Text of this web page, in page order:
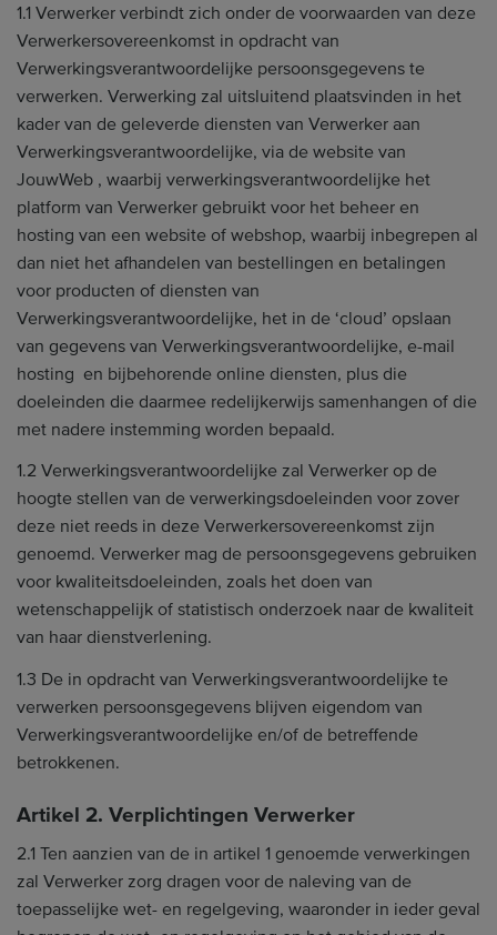
1.1 Verwerker verbindt zich onder de voorwaarden van deze
Verwerkersovereenkomst in opdracht van
Verwerkingsverantwoordelijke persoonsgegevens te
verwerken. Verwerking zal uitsluitend plaatsvinden in het
kader van de geleverde diensten van Verwerker aan
Verwerkingsverantwoordelijke, via de website van
JouwWeb , waarbij verwerkingsverantwoordelijke het
platform van Verwerker gebruikt voor het beheer en
hosting van een website of webshop, waarbij inbegrepen al
dan niet het afhandelen van bestellingen en betalingen
voor producten of diensten van
Verwerkingsverantwoordelijke, het in de ‘cloud’ opslaan
van gegevens van Verwerkingsverantwoordelijke, e-mail
hosting en bijbehorende online diensten, plus die
doeleinden die daarmee redelijkerwijs samenhangen of die
met nadere instemming worden bepaald.
1.2 Verwerkingsverantwoordelijke zal Verwerker op de
hoogte stellen van de verwerkingsdoeleinden voor zover
deze niet reeds in deze Verwerkersovereenkomst zijn
genoemd. Verwerker mag de persoonsgegevens gebruiken
voor kwaliteitsdoeleinden, zoals het doen van
wetenschappelijk of statistisch onderzoek naar de kwaliteit
van haar dienstverlening.
1.3 De in opdracht van Verwerkingsverantwoordelijke te
verwerken persoonsgegevens blijven eigendom van
Verwerkingsverantwoordelijke en/of de betreffende
betrokkenen.
Artikel 2. Verplichtingen Verwerker
2.1 Ten aanzien van de in artikel 1 genoemde verwerkingen
zal Verwerker zorg dragen voor de naleving van de
toepasselijke wet- en regelgeving, waaronder in ieder geval